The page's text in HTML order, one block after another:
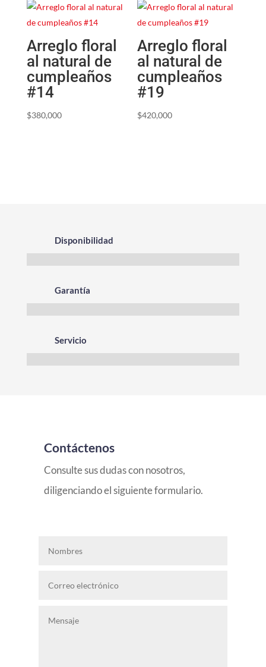
Arreglo floral
al natural de
cumpleaños
#14
$380,000
Arreglo floral
al natural de
cumpleaños
#19
$420,000
Disponibilidad
Garantía
Servicio
Contáctenos
Consulte sus dudas con nosotros,
diligenciando el siguiente formulario.